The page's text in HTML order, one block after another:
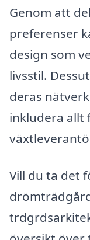
Genom att
preferenser
design som
livsstil.
deras
inkludera allt
Vill du ta det